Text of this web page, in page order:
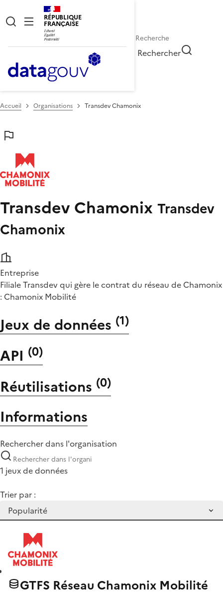
RÉPUBLIQUE
FRANÇAISE
Rechercher
Accueil Organisations Transdev Chamonix
Transdev Chamonix Transdev
Chamonix
Entreprise
Filiale Transdev qui gère le contrat du réseau de Chamonix
: Chamonix Mobilité
Jeux de données (1)
API (0)
Réutilisations (0)
Informations
Rechercher dans l'organisation
1 jeux de données
Trier par :
GTFS Réseau Chamonix Mobilité